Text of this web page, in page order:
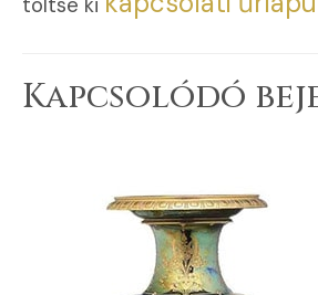
Kapcsolódó